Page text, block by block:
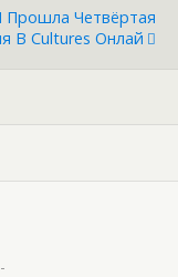
Прошла Четвёртая
В Cultures Онлай